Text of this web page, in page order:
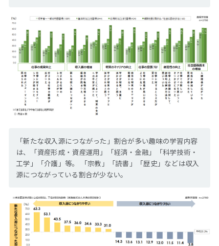
「新たな収入源につながった」割合が多い趣味の学習内容
は、「資産形成・資産運用」「経済・金融」「科学技術・
工学」「介護」等。 「宗教」「読書」「歴史」などは収入
源につながっている割合が少ない。